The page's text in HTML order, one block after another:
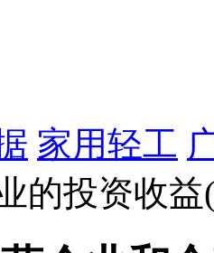
家用轻工
的投资收